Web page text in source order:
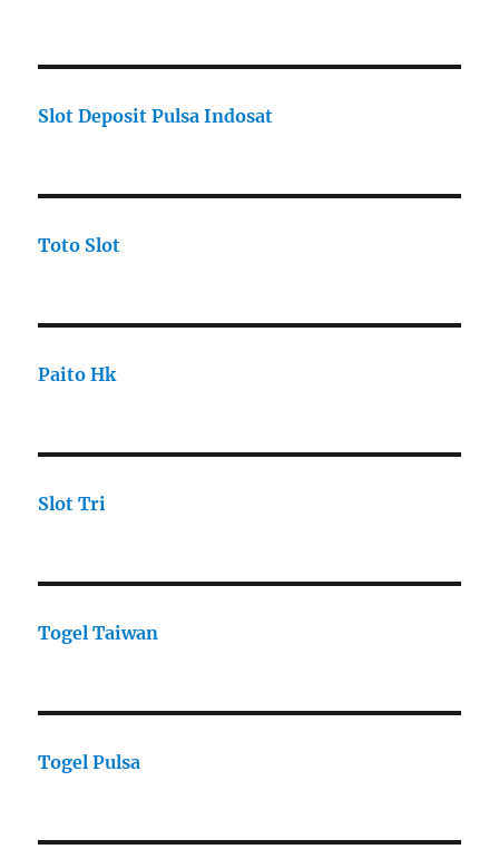
Slot Deposit Pulsa Indosat
Toto Slot
Paito Hk
Slot Tri
Togel Taiwan
Togel Pulsa